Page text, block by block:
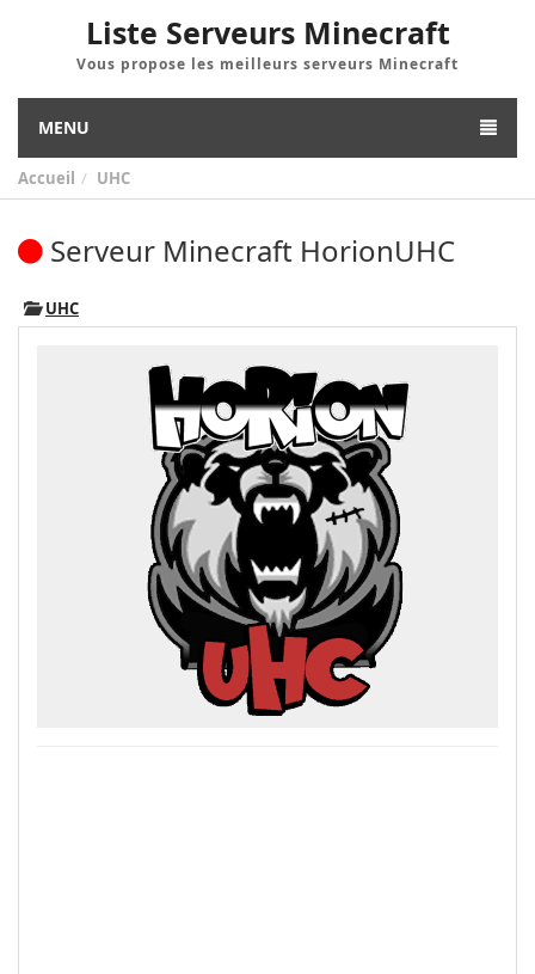
Liste Serveurs Minecraft
Vous propose les meilleurs serveurs Minecraft
MENU
Accueil UHC
Serveur Minecraft HorionUHC
UHC